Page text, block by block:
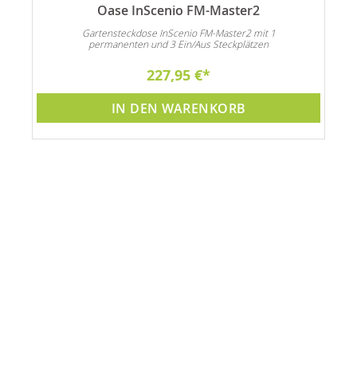
Oase InScenio FM-Master2
Gartensteckdose InScenio FM-Master2 mit 1
permanenten und 3 Ein/Aus Steckplätzen
227,95 €
IN DEN WARENKORB